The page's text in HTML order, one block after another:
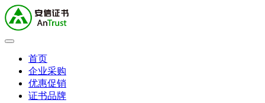
首页
企业采购
优惠促销
证书品牌